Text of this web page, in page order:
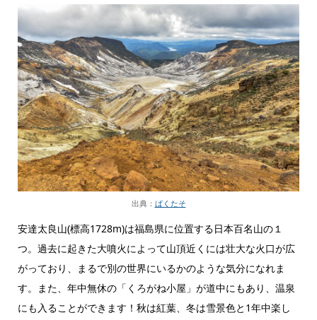
出典： ぱくたそ
安達太良山(標高1728m)は福島県に位置する日本百名山の１
つ。過去に起きた大噴火によって山頂近くには壮大な火口が広
がっており、まるで別の世界にいるかのような気分になれま
す。また、年中無休の「くろがね小屋」が道中にもあり、温泉
にも入ることができます！秋は紅葉、冬は雪景色と1年中楽し